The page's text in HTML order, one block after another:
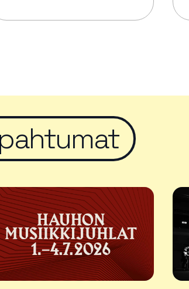
Riihimäen Keskuskirkossa 2.6.–7.8.
Lue lisää tapahtumasta Kesän